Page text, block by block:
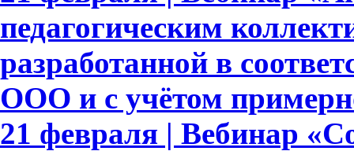
педагогическим
разработанной в
ООО и с учётом
21 февраля | Вебинар